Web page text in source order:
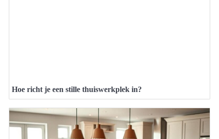
Hoe richt je een stille thuiswerkplek in?